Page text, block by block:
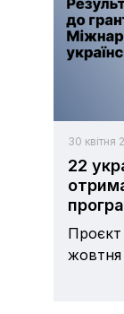
30 квітня
22
Проєкт
жовтня